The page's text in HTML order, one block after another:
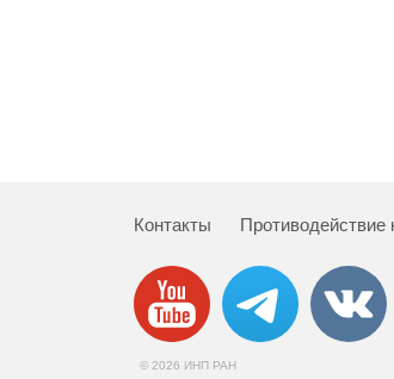
Контакты Противодействие
© 2026 ИНП РАН